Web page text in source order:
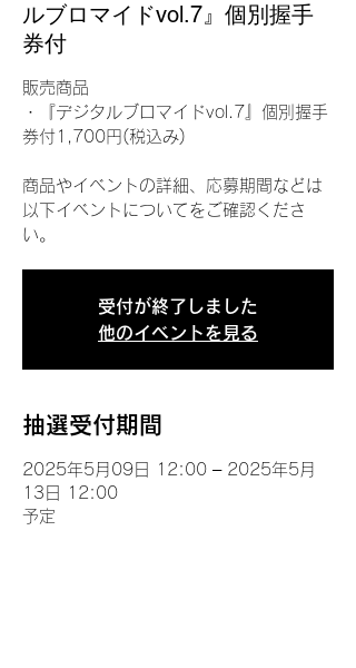
ルブロマイドvol.7』個別握手
券付
販売商品
・『デジタルブロマイドvol.7』個別握手
券付1,700円(税込み)
商品やイベントの詳細、応募期間などは
以下イベントについてをご確認くださ
い。
受付が終了しました
他のイベントを見る
抽選受付期間
2025年5月09日 12:00 – 2025年5月
13日 12:00
予定